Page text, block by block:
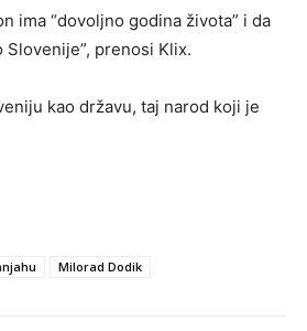
ima “dovoljno godina života” i da
Slovenije”, prenosi Klix.
kao državu, taj narod koji je
Milorad Dodik